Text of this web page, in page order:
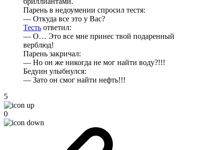
Парень в недоумении спросил тестя:
— Откуда все это у Вас?
Тесть ответил:
— О… Это все мне принес твой подаренный
верблюд!
Парень закричал:
— Но он же никогда не мог найти воду?!!!
Бедуин улыбнулся:
— Зато он смог найти нефть!!!
5
0